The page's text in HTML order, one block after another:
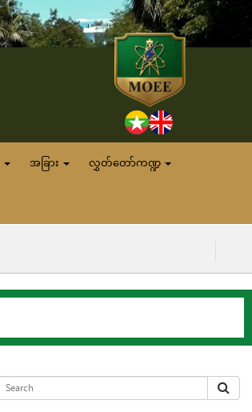
အခြား လွှတ်တော်ကဏ္ဍ